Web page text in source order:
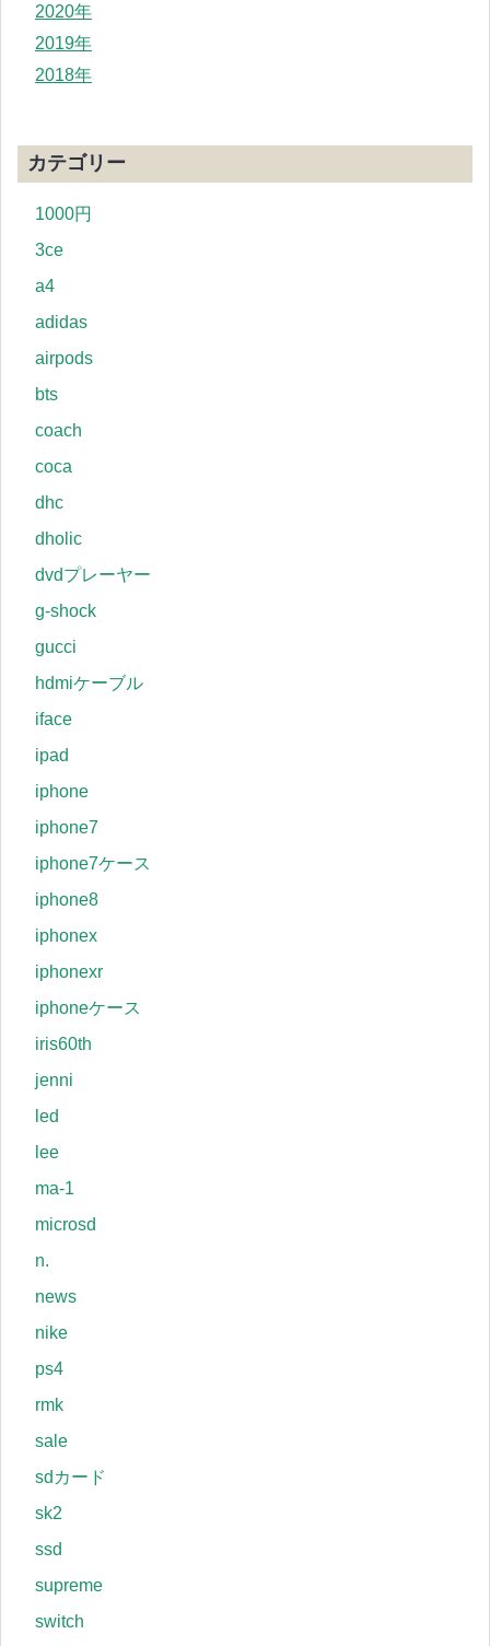
2020年
2019年
2018年
カテゴリー
1000円
3ce
a4
adidas
airpods
bts
coach
coca
dhc
dholic
dvdプレーヤー
g-shock
gucci
hdmiケーブル
iface
ipad
iphone
iphone7
iphone7ケース
iphone8
iphonex
iphonexr
iphoneケース
iris60th
jenni
led
lee
ma-1
microsd
n.
news
nike
ps4
rmk
sale
sdカード
sk2
ssd
supreme
switch